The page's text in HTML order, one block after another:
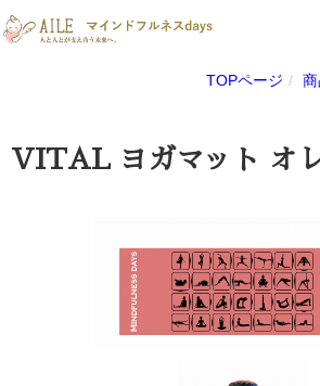
TOPページ 商
VITAL ヨガマット オ